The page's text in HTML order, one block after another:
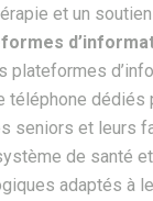
et un
plateformes
téléphone dédiés
seniors et leurs
de santé
adaptés à